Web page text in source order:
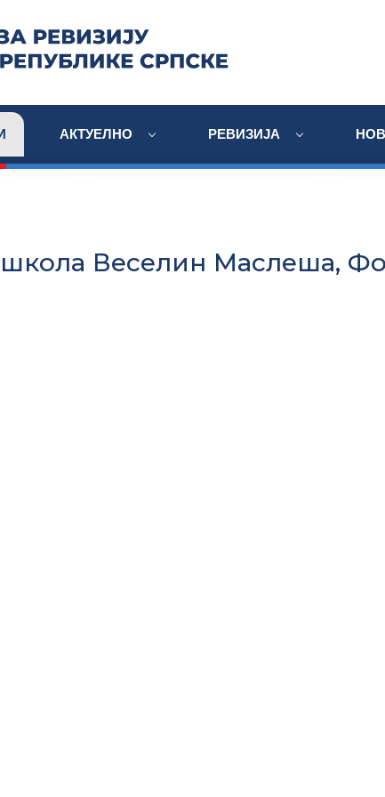
АКТУЕЛНО РЕВИЗИЈА
Веселин Маслеша,